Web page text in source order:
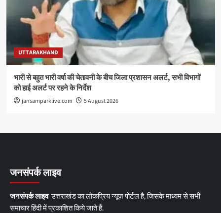
UTTARAKHAND
भारी से बहुत भारी वर्षा की चेतावनी के बीच जिला प्रशासन अलर्ट, सभी विभागों
को हाई अलर्ट पर रहने के निर्देश
jansamparklive.com 5 August 2026
जनसंपर्क लाइव
जनसंपर्क लाइवउत्तराखंड का लोकप्रिय न्यूज़ पोर्टल है, जिसके माध्यम से सभी
समाचार हिंदी में प्रकाशित किये जाते हैं.